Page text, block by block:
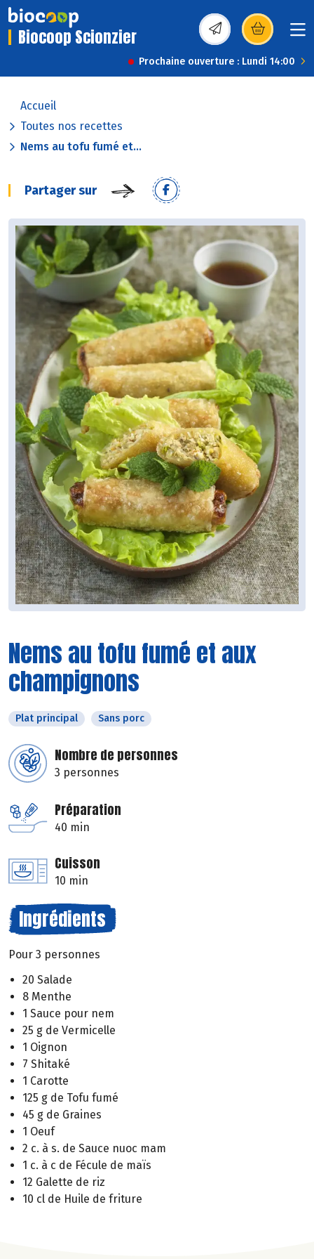
Biocoop Scionzier (s’ouvre dans une
Prochaine ouverture : Lundi 14:00
Accueil
Toutes nos recettes
Nems au tofu fumé et...
Partager sur
Nems au tofu fumé et aux
champignons
Plat principal Sans porc
Nombre de personnes
3 personnes
Préparation
40 min
Cuisson
10 min
Ingrédients
Pour 3 personnes
20 Salade
8 Menthe
1 Sauce pour nem
25 g de Vermicelle
1 Oignon
7 Shitaké
1 Carotte
125 g de Tofu fumé
45 g de Graines
1 Oeuf
2 c. à s. de Sauce nuoc mam
1 c. à c de Fécule de maïs
12 Galette de riz
10 cl de Huile de friture